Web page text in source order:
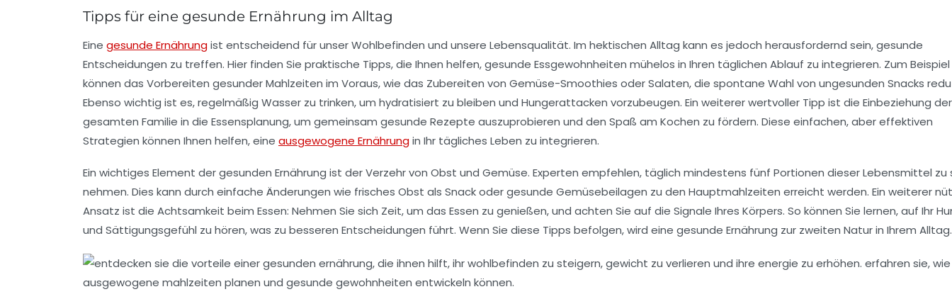
Tipps für eine gesunde Ernährung im Alltag
Eine gesunde Ernährungist entscheidend für unserWohlbefinden und unsere Lebensqualität. Im hektischen Alltag kann es jedoch herausfordernd sein, gesunde
Entscheidungen zu treffen. Hier finden Sie praktische Tipps, die Ihnen helfen, gesunde Essgewohnheiten mühelos in Ihren täglichen Ablauf zu integrieren. Zum Beispiel
können das Vorbereiten gesunder Mahlzeiten im Voraus, wie das Zubereiten von Gemüse-Smoothies oder Salaten, die spontane Wahl von ungesunden Snacks
Ebenso wichtig ist es, regelmäßig Wasser zu trinken, um hydratisiert zu bleiben und Hungerattacken vorzubeugen. Ein weiterer wertvoller Tipp ist die Einbeziehung der
gesamten Familie in die Essensplanung, um gemeinsam gesunde Rezepte auszuprobieren und den Spaß am Kochen zu fördern. Diese einfachen, aber effektiven
Strategien können Ihnen helfen, eine ausgewogene Ernährungin Ihr tägliches Leben zu integrieren.
Ein wichtiges Element der gesunden Ernährung ist der Verzehr von Obst und Gemüse. Experten empfehlen, täglich mindestens fünf Portionen dieser Lebensmittel zu
nehmen. Dies kann durch einfache Änderungen wie frisches Obst als Snack oder gesunde Gemüsebeilagen zu den Hauptmahlzeiten erreicht werden. Ein weiterer
Ansatz ist die Achtsamkeit beim Essen: Nehmen Sie sich Zeit, um das Essen zu genießen, und achten Sie auf die Signale Ihres Körpers. So können Sie lernen, auf Ihr
und Sättigungsgefühl zu hören, was zu besseren Entscheidungen führt. Wenn Sie diese Tipps befolgen, wird eine gesunde Ernährung zur zweiten Natur in Ihrem Alltag.